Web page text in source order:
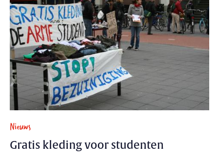
Nieuws
Gratis kleding voor studenten